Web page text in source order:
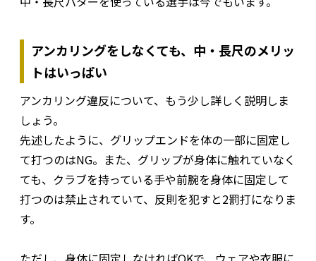
アンカリングをしなくても、中・長尺のメリッ
トはいっぱい
アンカリング違反について、もう少し詳しく説明しま
しょう。
先述したように、グリップエンドを体の一部に固定し
て打つのはNG。また、グリップが身体に触れていなく
ても、クラブを持っている手や前腕を身体に固定して
打つのは禁止されていて、反則を犯すと2罰打になりま
す。